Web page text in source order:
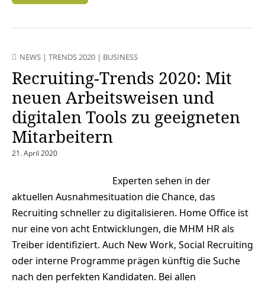
NEWS | TRENDS 2020 | BUSINESS
Recruiting-Trends 2020: Mit
neuen Arbeitsweisen und
digitalen Tools zu geeigneten
Mitarbeitern
21. April 2020
Experten sehen in der
aktuellen Ausnahmesituation die Chance, das
Recruiting schneller zu digitalisieren. Home Office ist
nur eine von acht Entwicklungen, die MHM HR als
Treiber identifiziert. Auch New Work, Social Recruiting
oder interne Programme prägen künftig die Suche
nach den perfekten Kandidaten. Bei allen